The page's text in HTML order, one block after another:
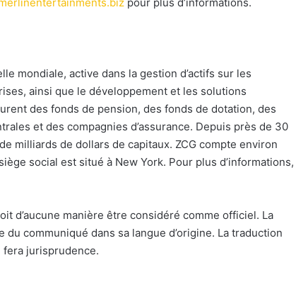
mondiale, active dans la gestion d’actifs sur les
ainsi que le développement et les solutions
des fonds de pension, des fonds de dotation, des
et des compagnies d’assurance. Depuis près de 30
milliards de dollars de capitaux. ZCG compte environ
social est situé à New York. Pour plus d’informations,
d’aucune manière être considéré comme officiel. La
communiqué dans sa langue d’origine. La traduction
jurisprudence.